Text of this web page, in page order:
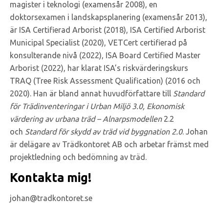
magister i teknologi (examensår 2008), en
doktorsexamen i landskapsplanering (examensår 2013),
är ISA Certifierad Arborist (2018), ISA Certified Arborist
Municipal Specialist (2020), VETCert certifierad på
konsulterande nivå (2022), ISA Board Certified Master
Arborist (2022), har klarat ISA’s riskvärderingskurs
TRAQ (Tree Risk Assessment Qualification) (2016 och
2020). Han är bland annat huvudförfattare till Standard
för Trädinventeringar i Urban Miljö 3.0, Ekonomisk
värdering av urbana träd – Alnarpsmodellen2.2
och Standard för skydd av träd vid byggnation 2.0. Johan
är delägare av Trädkontoret AB och arbetar främst med
projektledning och bedömning av träd.
Kontakta mig!
johan@tradkontoret.se